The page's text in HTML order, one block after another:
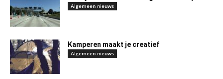
Algemeen nieuws
Kamperen maakt je creatief
Algemeen nieuws